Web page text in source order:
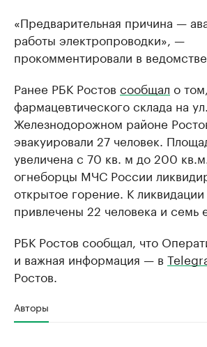
«Предварительная причина —
работы электропроводки», —
прокомментировали в ведомстве.
Ранее РБК Ростов сообщал о
фармацевтического склада на
Железнодорожном районе
эвакуировали 27 человек.
увеличена с 70 кв. м до 200
огнеборцы МЧС России
открытое горение. К
привлечены 22 человека и семь
РБК Ростов сообщал, что
и важная информация — в
Ростов.
Авторы